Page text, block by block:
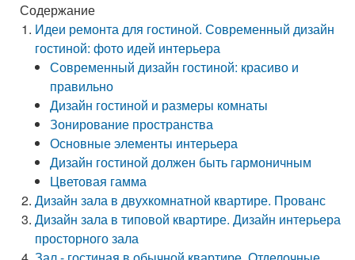
Содержание
Идеи ремонта для гостиной. Современный дизайн
гостиной: фото идей интерьера
Современный дизайн гостиной: красиво и
правильно
Дизайн гостиной и размеры комнаты
Зонирование пространства
Основные элементы интерьера
Дизайн гостиной должен быть гармоничным
Цветовая гамма
Дизайн зала в двухкомнатной квартире. Прованс
Дизайн зала в типовой квартире. Дизайн интерьера
просторного зала